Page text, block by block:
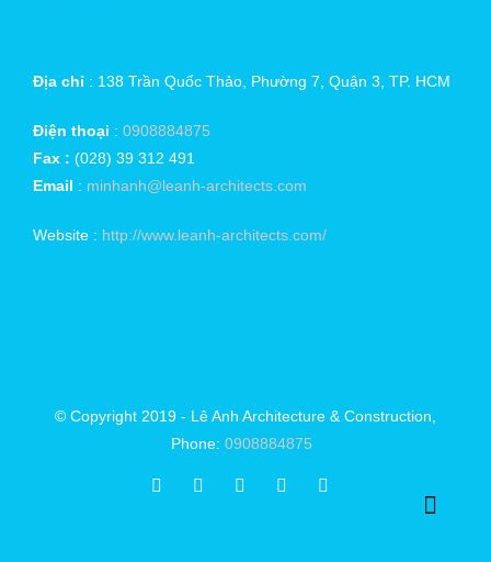
Địa chỉ : 138 Trần Quốc Thảo, Phường 7, Quận 3, TP. HCM
Điện thoại : 0908884875
Fax : (028) 39 312 491
Email : minhanh@leanh-architects.com
Website : http://www.leanh-architects.com/
© Copyright 2019 - Lê Anh Architecture & Construction,
Phone: 0908884875